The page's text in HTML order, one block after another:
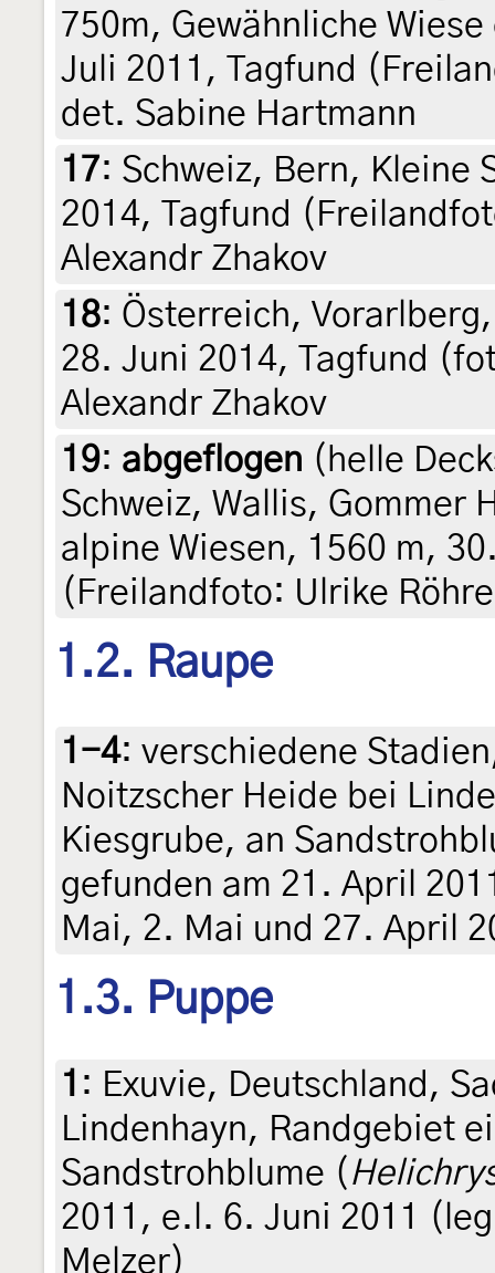
750m, Gewähnliche
Juli 2011, Tagfund
det. Sabine Hartmann
17: Schweiz, Bern, Kleine
2014, Tagfund
Alexandr Zhakov
18: Österreich,
28. Juni 2014, Tagfund
Alexandr Zhakov
19: abgeflogen (helle
Schweiz, Wallis, Gommer
alpine Wiesen, 1560 m,
(Freilandfoto: Ulrike
1.2. Raupe
1-4: verschiedene
Noitzscher Heide bei
Kiesgrube, an
gefunden am 21. April
Mai, 2. Mai und 27. April
1.3. Puppe
1 : Exuvie, Deutschland,
Lindenhayn, Randgebiet
Sandstrohblume (
2011, e.l. 6. Juni 2011
Melzer)